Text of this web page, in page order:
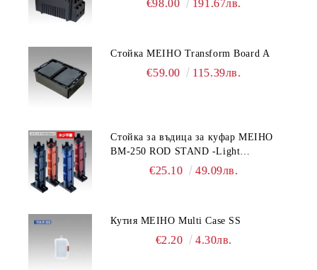
€98.00 191.67лв.
Стойка MEIHO Transform Board A
€59.00 115.39лв.
Стойка за въдица за куфар MEIHO
BM-250 ROD STAND -Light
Blue/Black color
€25.10 49.09лв.
Кутия MEIHO Multi Case SS
€2.20 4.30лв.